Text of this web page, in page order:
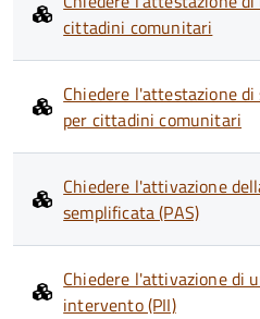
cittadini comunitari
Chiedere l'attestazione
per cittadini comunitari
Chiedere l'attivazione
semplificata (PAS)
Chiedere l'attivazione di
intervento (PII)